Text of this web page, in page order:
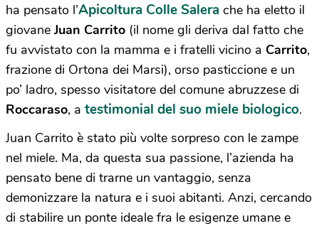
ha pensato l’Apicoltura Colle Salera che ha eletto il
giovaneJuan Carrito (il nome gli deriva dal fatto che
fu avvistato con la mamma e i fratelli vicino a Carrito,
frazione di Ortona dei Marsi), orso pasticcione e un
po’ ladro, spesso visitatore del comune abruzzese di
Roccaraso, a testimonial del suo miele biologico.
Juan Carrito è stato più volte sorpreso con le zampe
nel miele. Ma, da questa sua passione, l’azienda ha
pensato bene di trarne un vantaggio, senza
demonizzare la natura e i suoi abitanti. Anzi, cercando
di stabilire un ponte ideale fra le esigenze umane e